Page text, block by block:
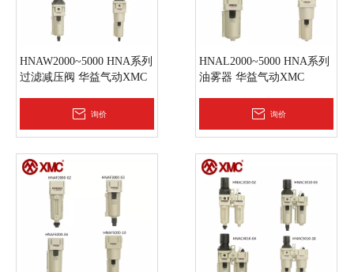
HNAW2000~5000 HNA系列
过滤减压阀 华益气动XMC
询价
HNAL2000~5000 HNA系列
油雾器 华益气动XMC
询价